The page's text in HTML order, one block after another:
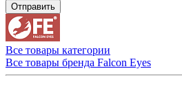
Отправить
Все товары категории
Все товары бренда Falcon Eyes